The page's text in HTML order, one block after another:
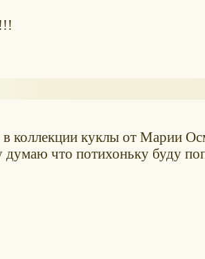
коллекции куклы от Марии
думаю что потихоньку буду